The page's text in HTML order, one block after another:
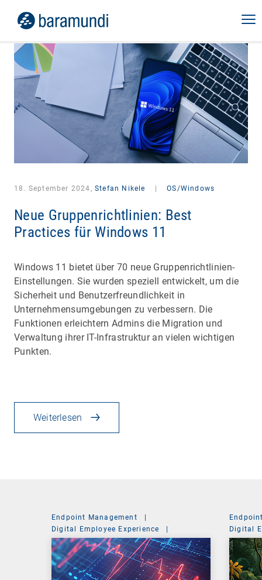
18. September 2024, Stefan Nikele OS/Windows
Neue Gruppenrichtlinien: Best
Practices für Windows 11
Windows 11 bietet über 70 neue Gruppenrichtlinien-
Einstellungen. Sie wurden speziell entwickelt, um die
Sicherheit und Benutzerfreundlichkeit in
Unternehmensumgebungen zu verbessern. Die
Funktionen erleichtern Admins die Migration und
Verwaltung ihrer IT-Infrastruktur an vielen wichtigen
Punkten.
Weiterlesen
Endpoint Management
Digital Employee Experience
Management Suite
Digital